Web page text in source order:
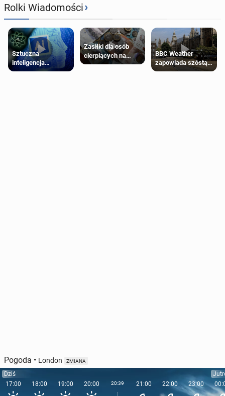
Rolki Wiadomości›
Sztuczna
inteligencja
próbowała oszukać
Zasiłki dla osób
cierpiących na
schorzenia
BBC Weather
zapowiada szóstą
falę upałów w
Pogoda • London ZMIANA
Dziś
17:00
18:00 19:00 20:00 20:39 21:00 22:00 23:00